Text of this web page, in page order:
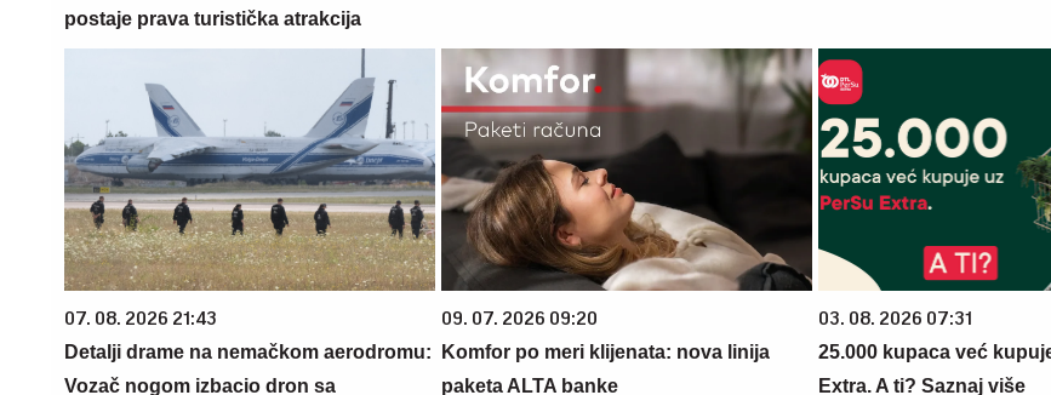
postaje prava turistička atrakcija
07. 08. 2026 21:43
Detalji drame na nemačkom aerodromu:
Vozač nogom izbacio dron sa
09. 07. 2026 09:20
Komfor po meri klijenata: nova linija
paketa ALTA banke
03. 08. 2026 07:31
25.000 kupaca već
Extra. A ti? Saznaj više